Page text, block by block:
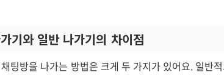
기와 일반 나가기의 차이점
채팅방을 나가는 방법은 크게 두 가지가 있어요. 일